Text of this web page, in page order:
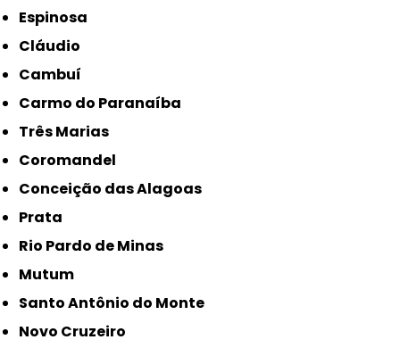
Espinosa
Cláudio
Cambuí
Carmo do Paranaíba
Três Marias
Coromandel
Conceição das Alagoas
Prata
Rio Pardo de Minas
Mutum
Santo Antônio do Monte
Novo Cruzeiro